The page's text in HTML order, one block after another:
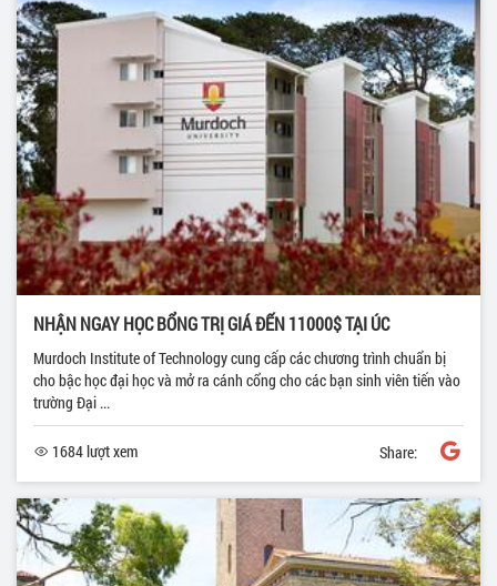
NHẬN NGAY HỌC BỔNG TRỊ GIÁ ĐẾN 11000$ TẠI ÚC
Murdoch Institute of Technology cung cấp các chương trình chuẩn bị
cho bậc học đại học và mở ra cánh cổng cho các bạn sinh viên tiến vào
trường Đại ...
1684 lượt xem Share: